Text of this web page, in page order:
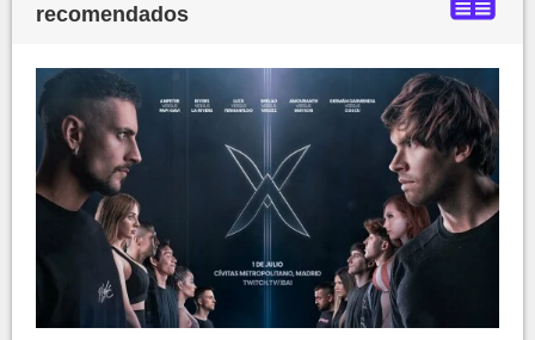
recomendados